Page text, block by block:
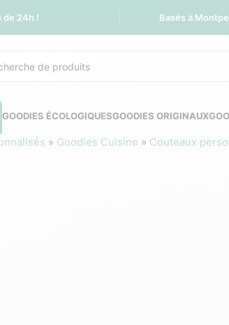
de 24h ! Basés à
GOODIES ÉCOLOGIQUESGOODIES ORIGINAUX
» Goodies Cuisine » Couteaux